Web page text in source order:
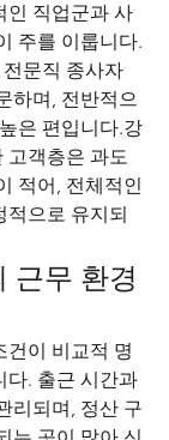
인 직업군과 사
주를 이룹니다.
문직 종사자
하며, 전반적으
은 편입니다.강
고객층은 과도
적어, 전체적인
적으로 유지되
근무 환경
건이 비교적 명
다. 출근 시간과
리되며, 정산 구